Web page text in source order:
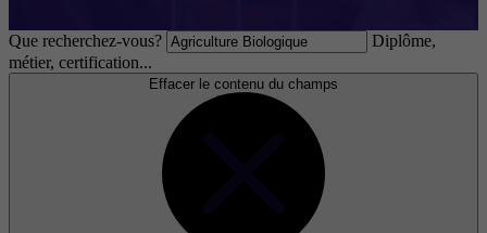
Que recherchez-vous?
Diplôme,
métier, certification...
Effacer le contenu du champs